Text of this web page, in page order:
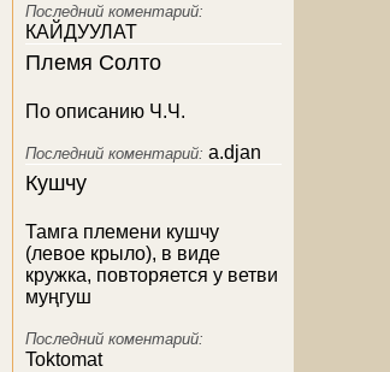
Последний коментарий:
КАЙДУУЛАТ
Племя Солто
По описанию Ч.Ч.
Последний коментарий: a.djan
Кушчу
Тамга племени кушчу
(левое крыло), в виде
кружка, повторяется у ветви
муңгуш
Последний коментарий:
Toktomat